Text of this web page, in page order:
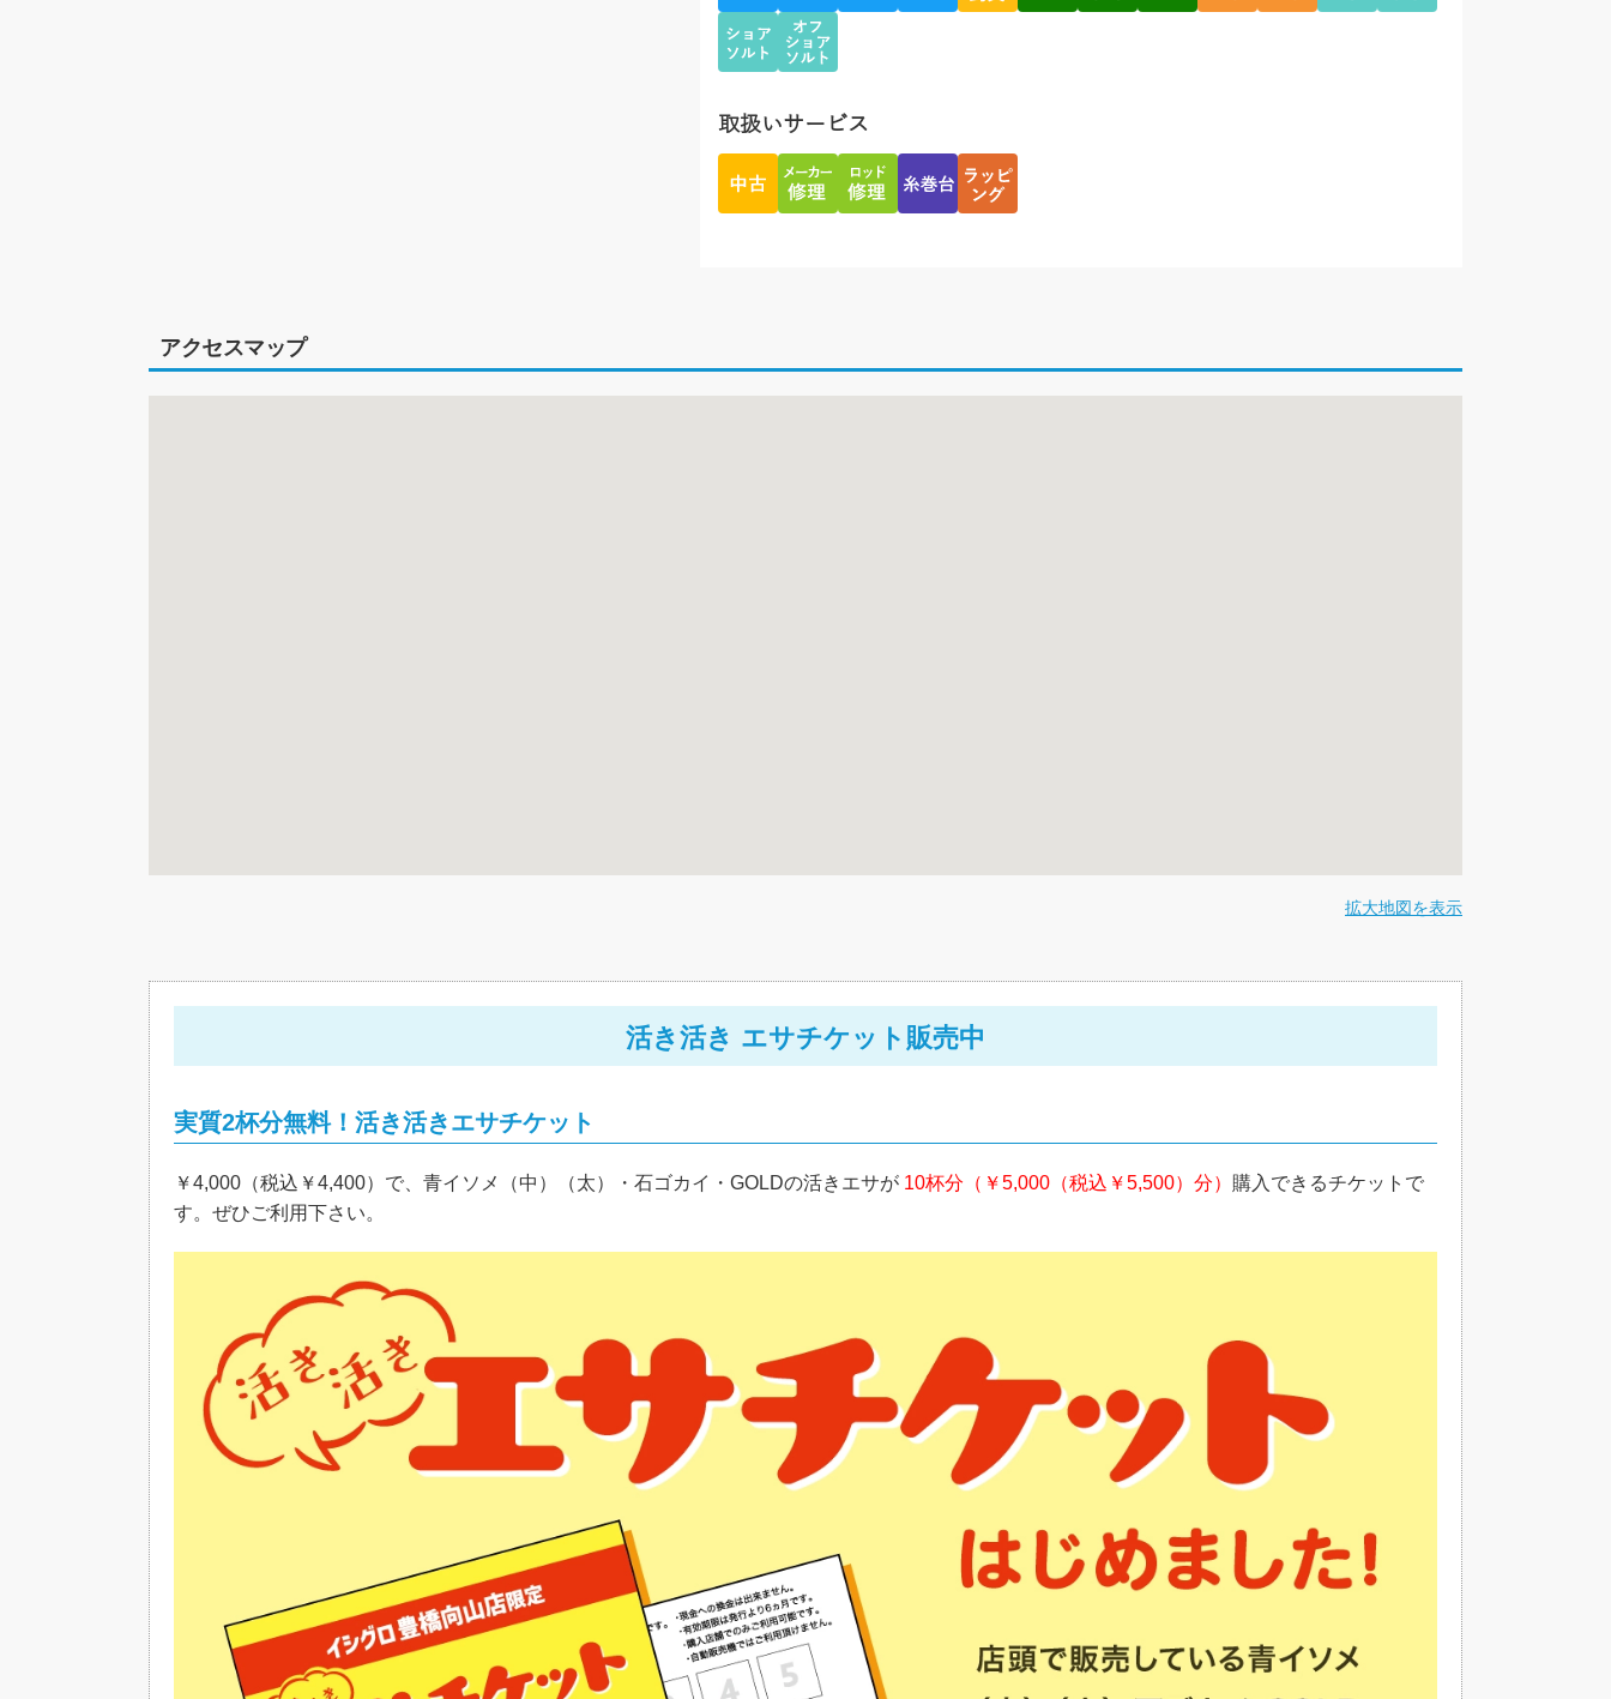
取扱いサービス
アクセスマップ
拡大地図を表示
活き活き エサチケット販売中
実質2杯分無料！活き活きエサチケット
￥4,000（税込￥4,400）で、青イソメ（中）（太）・石ゴカイ・GOLDの活きエサが 10杯分（￥5,000（税込￥5,500）分） 購入できるチケットで
す。ぜひご利用下さい。